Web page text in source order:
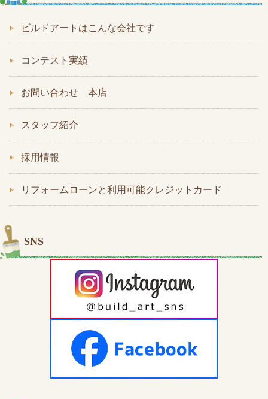
ビルドアートはこんな会社です
コンテスト実績
お問い合わせ 本店
スタッフ紹介
採用情報
リフォームローンと利用可能クレジットカード
SNS